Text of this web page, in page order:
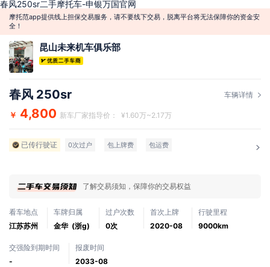
春风250sr二手摩托车-申银万国官网
摩托范app提供线上担保交易服务，请不要线下交易，脱离平台将无法保障你的资金安
全！
昆山未来机车俱乐部
春风 250sr 车辆详情
￥ 4,800 新车厂家指导价： ¥1.60万~2.17万
已传行驶证 0次过户 包上牌费 包运费
了解交易须知，保障你的交易权益
看车地点
江苏苏州
车牌归属
金华 (浙g)
过户次数
0次
首次上牌
2020-08
行驶里程
9000km
交强险到期时间
-
报废时间
2033-08